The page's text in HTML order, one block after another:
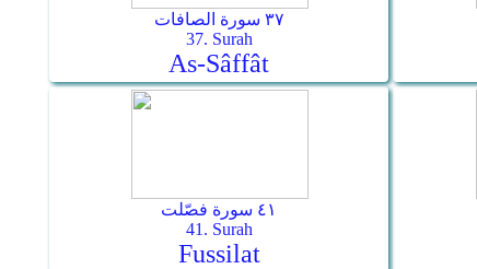
٣٧ سورة الصافات
37. Surah
As-Sâffât
٤١ سورة فصّلت
41. Surah
Fussilat